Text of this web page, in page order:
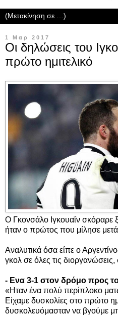
1 Μαρ 2017
Οι δηλώσεις του
πρώτο ημιτελικό
Ο Γκονσάλο Ιγκουαΐν σκόραρε
ήταν ο πρώτος που μίλησε
Αναλυτικά όσα είπε ο
γκολ σε όλες τις
- Ενα 3-1 στον δρόμο προς
«Ηταν ένα πολύ περίπλοκο
Είχαμε δυσκολίες στο πρώτο
δυσκολευόμασταν να βγούμε